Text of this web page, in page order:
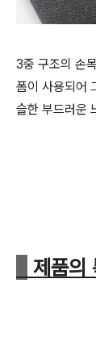
3중 구조의 손
폼이 사용되어
슬한 부드러운
제품의